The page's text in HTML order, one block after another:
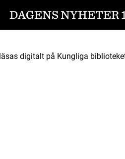
DAGENS NYHETER
digitalt på Kungliga